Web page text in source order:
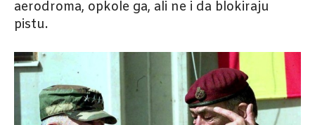
aerodroma, opkole ga, ali ne i da blokiraju
pistu.